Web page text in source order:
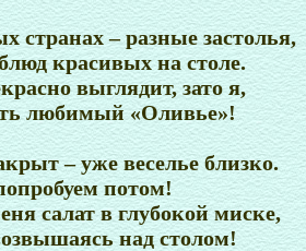
странах – разные застолья,
красивых на столе.
выглядит, зато я,
любимый «Оливье»!
– уже веселье близко.
потом!
салат в глубокой миске,
над столом!